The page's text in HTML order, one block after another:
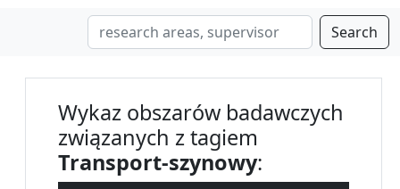
Search
Wykaz obszarów badawczych
związanych z tagiem
Transport-szynowy: